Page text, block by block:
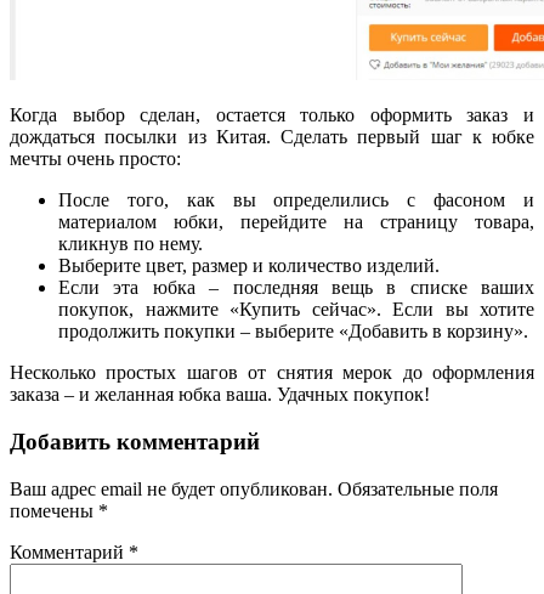
Когда выбор сделан, остается только оформить заказ и
дождаться посылки из Китая. Сделать первый шаг к юбке
мечты очень просто:
После того, как вы определились с фасоном и
материалом юбки, перейдите на страницу товара,
кликнув по нему.
Выберите цвет, размер и количество изделий.
Если эта юбка – последняя вещь в списке ваших
покупок, нажмите «Купить сейчас». Если вы хотите
продолжить покупки – выберите «Добавить в корзину».
Несколько простых шагов от снятия мерок до оформления
заказа – и желанная юбка ваша. Удачных покупок!
Добавить комментарий
Ваш адрес email не будет опубликован. Обязательные поля
помечены *
Комментарий *